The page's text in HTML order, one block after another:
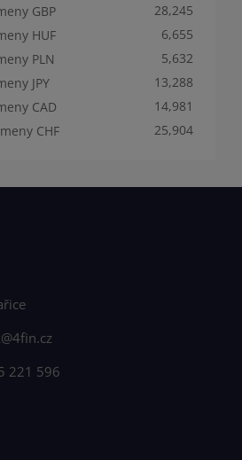
28,245
6,655
5,632
13,288
14,981
25,904
221 596